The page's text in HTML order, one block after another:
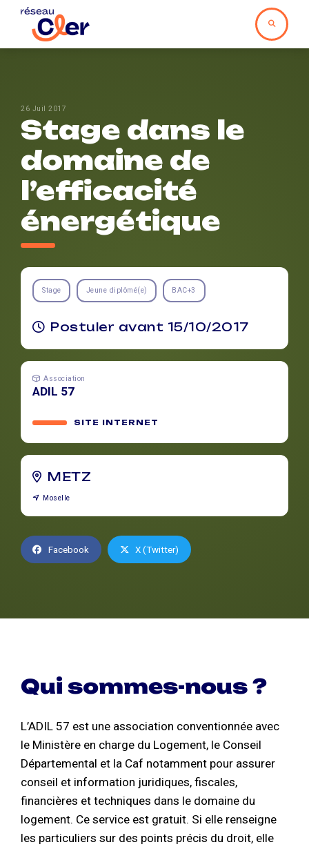
26 Juil 2017
Stage dans le
domaine de
l’efficacité
énergétique
Stage Jeune diplômé(e) BAC+3
Postuler avant 15/10/2017
Association
ADIL 57
SITE INTERNET
METZ
Moselle
Facebook X (Twitter)
Qui sommes-nous ?
L’ADIL 57 est une association conventionnée avec
le Ministère en charge du Logement, le Conseil
Départemental et la Caf notamment pour assurer
conseil et information juridiques, fiscales,
financières et techniques dans le domaine du
logement. Ce service est gratuit. Si elle renseigne
les particuliers sur des points précis du droit, elle